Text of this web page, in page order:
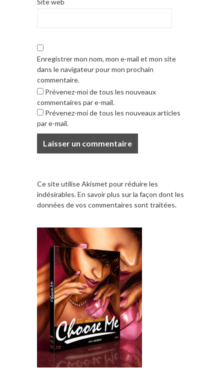
Enregistrer mon nom, mon e-mail et mon site
dans le navigateur pour mon prochain
commentaire.
Prévenez-moi de tous les nouveaux
commentaires par e-mail.
Prévenez-moi de tous les nouveaux articles
par e-mail.
Ce site utilise Akismet pour réduire les
indésirables.En savoir plus sur la façon dont les
données de vos commentaires sont traitées.